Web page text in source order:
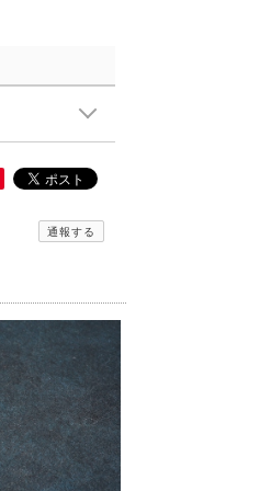
通報する